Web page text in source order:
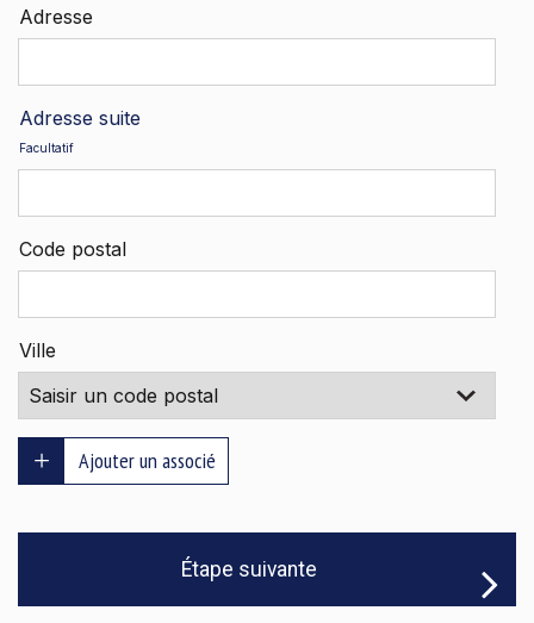
Adresse
Adresse suite
Facultatif
Code postal
Ville
Ajouter un associé